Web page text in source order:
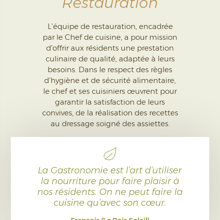
L’équipe de restauration, encadrée
par le Chef de cuisine, a pour mission
d’offrir aux résidents une prestation
culinaire de qualité, adaptée à leurs
besoins. Dans le respect des règles
d’hygiène et de sécurité alimentaire,
le chef et ses cuisiniers œuvrent pour
garantir la satisfaction de leurs
convives, de la réalisation des recettes
au dressage soigné des assiettes.
La Gastronomie est l’art d’utiliser
la nourriture pour faire plaisir à
nos résidents. On ne peut faire la
cuisine qu’avec son cœur.